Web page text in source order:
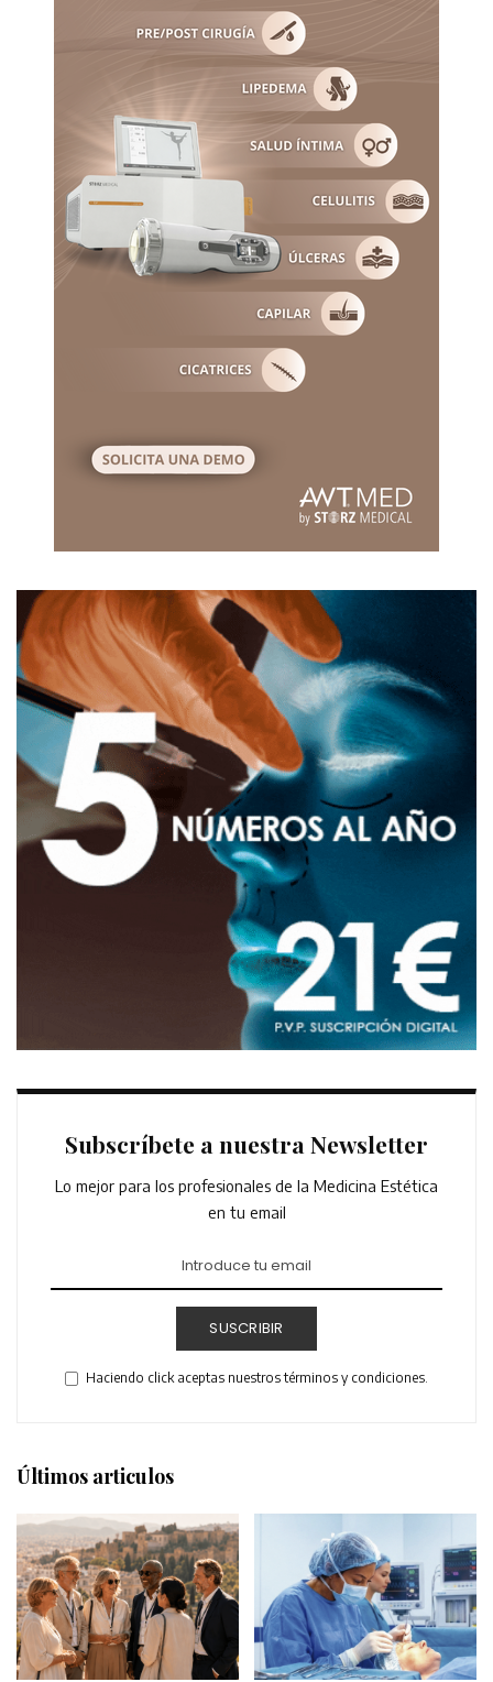
Subscríbete a nuestra Newsletter
Lo mejor para los profesionales de la Medicina Estética
en tu email
SUSCRIBIR
Haciendo click aceptas nuestros términos y condiciones.
Últimos articulos